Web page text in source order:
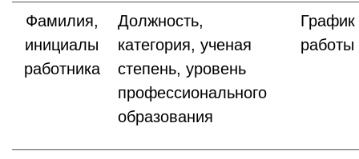
Фамилия,
инициалы
работника
Должность,
категория, ученая
степень, уровень
профессионального
образования
График
работы